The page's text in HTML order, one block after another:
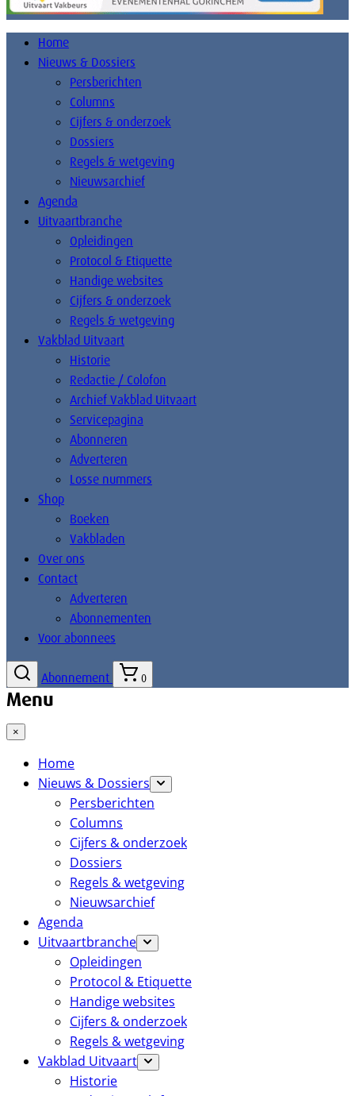
Home
Nieuws & Dossiers
Persberichten
Columns
Cijfers & onderzoek
Dossiers
Regels & wetgeving
Nieuwsarchief
Agenda
Uitvaartbranche
Opleidingen
Protocol & Etiquette
Handige websites
Cijfers & onderzoek
Regels & wetgeving
Vakblad Uitvaart
Historie
Redactie / Colofon
Archief Vakblad Uitvaart
Servicepagina
Abonneren
Adverteren
Losse nummers
Shop
Boeken
Vakbladen
Over ons
Contact
Adverteren
Abonnementen
Voor abonnees
Abonnement 0
Menu
×
Home
Nieuws & Dossiers
Persberichten
Columns
Cijfers & onderzoek
Dossiers
Regels & wetgeving
Nieuwsarchief
Agenda
Uitvaartbranche
Opleidingen
Protocol & Etiquette
Handige websites
Cijfers & onderzoek
Regels & wetgeving
Vakblad Uitvaart
Historie